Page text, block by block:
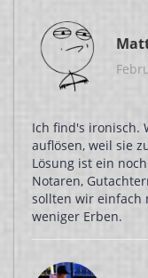
Ich find's ironisch.
auflösen, weil sie
Lösung ist ein
Notaren,
sollten wir einfach
weniger Erben.